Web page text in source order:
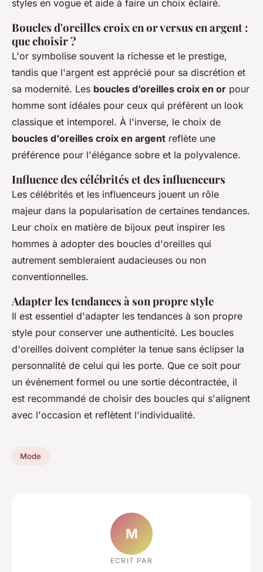
styles en vogue et aide à faire un choix éclairé.
Boucles d'oreilles croix en or versus en argent :
que choisir ?
L'or symbolise souvent la richesse et le prestige,
tandis que l'argent est apprécié pour sa discrétion et
sa modernité. Les boucles d’oreilles croix en or pour
homme sont idéales pour ceux qui préfèrent un look
classique et intemporel. À l'inverse, le choix de
boucles d'oreilles croix en argent reflète une
préférence pour l'élégance sobre et la polyvalence.
Influence des célébrités et des influenceurs
Les célébrités et les influenceurs jouent un rôle
majeur dans la popularisation de certaines tendances.
Leur choix en matière de bijoux peut inspirer les
hommes à adopter des boucles d'oreilles qui
autrement sembleraient audacieuses ou non
conventionnelles.
Adapter les tendances à son propre style
Il est essentiel d'adapter les tendances à son propre
style pour conserver une authenticité. Les boucles
d'oreilles doivent compléter la tenue sans éclipser la
personnalité de celui qui les porte. Que ce soit pour
un événement formel ou une sortie décontractée, il
est recommandé de choisir des boucles qui s'alignent
avec l'occasion et reflètent l'individualité.
Mode
M
ECRIT PAR